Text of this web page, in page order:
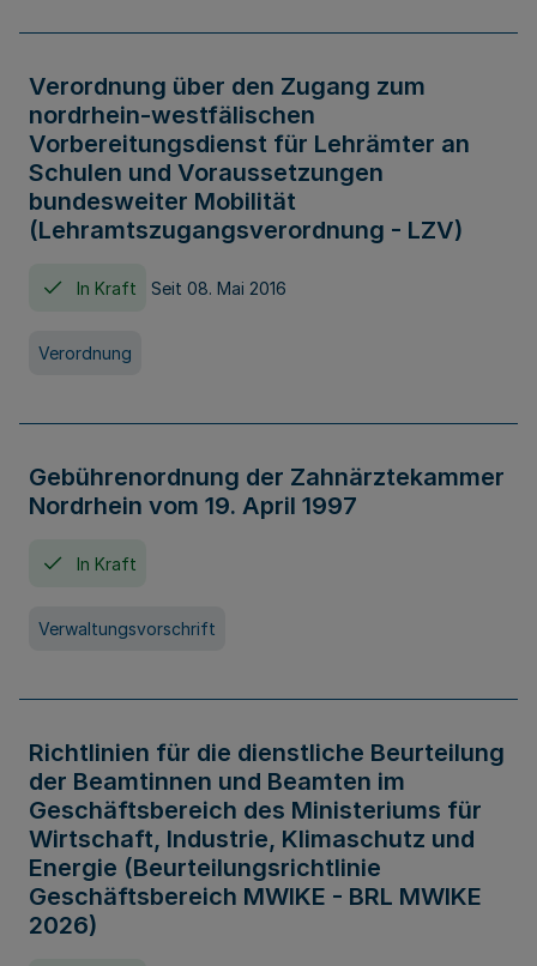
Verordnung über den Zugang zum
nordrhein-westfälischen
Vorbereitungsdienst für Lehrämter an
Schulen und Voraussetzungen
bundesweiter Mobilität
(Lehramtszugangsverordnung - LZV)
In Kraft Seit 08. Mai 2016
Verordnung
Gebührenordnung der Zahnärztekammer
Nordrhein vom 19. April 1997
In Kraft
Verwaltungsvorschrift
Richtlinien für die dienstliche Beurteilung
der Beamtinnen und Beamten im
Geschäftsbereich des Ministeriums für
Wirtschaft, Industrie, Klimaschutz und
Energie (Beurteilungsrichtlinie
Geschäftsbereich MWIKE - BRL MWIKE
2026)